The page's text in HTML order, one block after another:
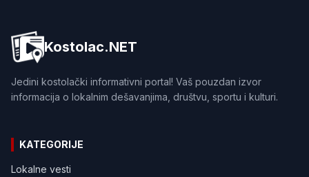
Kostolac.NET
Jedini kostolački informativni portal! Vaš pouzdan izvor
informacija o lokalnim dešavanjima, društvu, sportu i kulturi.
KATEGORIJE
Lokalne vesti